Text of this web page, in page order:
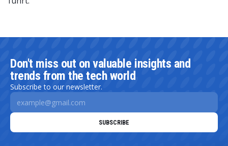
Don't miss out on valuable insights and
trends from the tech world
Subscribe to our newsletter.